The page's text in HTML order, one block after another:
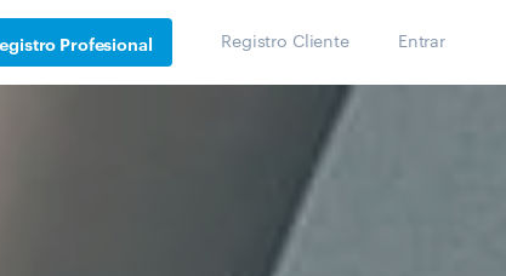
Profesional Registro Cliente Entrar